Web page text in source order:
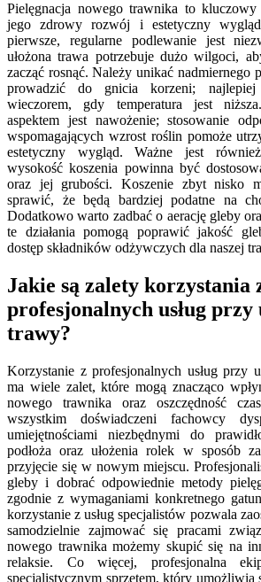
Pielęgnacja nowego trawnika to kluczowy
jego zdrowy rozwój i estetyczny
pierwsze, regularne podlewanie jest
ułożona trawa potrzebuje dużo wilgoci,
zacząć rosnąć. Należy unikać nadmiernego
prowadzić do gnicia korzeni;
wieczorem, gdy temperatura jest
aspektem jest nawożenie; stosowanie
wspomagających wzrost roślin pomoże
estetyczny wygląd. Ważne jest
wysokość koszenia powinna być
oraz jej grubości. Koszenie zbyt nisko
sprawić, że będą bardziej podatne na
Dodatkowo warto zadbać o aerację gleby
te działania pomogą poprawić jakość
dostęp składników odżywczych dla naszej
Jakie są zalety korzystania
profesjonalnych usług przy
trawy?
Korzystanie z profesjonalnych usług przy
ma wiele zalet, które mogą znacząco
nowego trawnika oraz oszczędność
wszystkim doświadczeni fachowcy
umiejętnościami niezbędnymi do
podłoża oraz ułożenia rolek w sposób
przyjęcie się w nowym miejscu.
gleby i dobrać odpowiednie metody
zgodnie z wymaganiami konkretnego
korzystanie z usług specjalistów pozwala
samodzielnie zajmować się pracami
nowego trawnika możemy skupić się na
relaksie. Co więcej, profesjonalna
specjalistycznym sprzętem, który umożliwia